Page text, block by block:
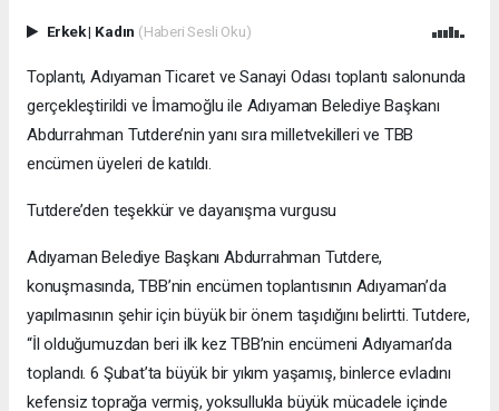
Erkek| Kadın (Haberi Sesli Oku)
Toplantı, Adıyaman Ticaret ve Sanayi Odası toplantı salonunda
gerçekleştirildi ve İmamoğlu ile Adıyaman Belediye Başkanı
Abdurrahman Tutdere’nin yanı sıra milletvekilleri ve TBB
encümen üyeleri de katıldı.
Tutdere’den teşekkür ve dayanışma vurgusu
Adıyaman Belediye Başkanı Abdurrahman Tutdere,
konuşmasında, TBB’nin encümen toplantısının Adıyaman’da
yapılmasının şehir için büyük bir önem taşıdığını belirtti. Tutdere,
“İl olduğumuzdan beri ilk kez TBB’nin encümeni Adıyaman’da
toplandı. 6 Şubat’ta büyük bir yıkım yaşamış, binlerce evladını
kefensiz toprağa vermiş, yoksullukla büyük mücadele içinde